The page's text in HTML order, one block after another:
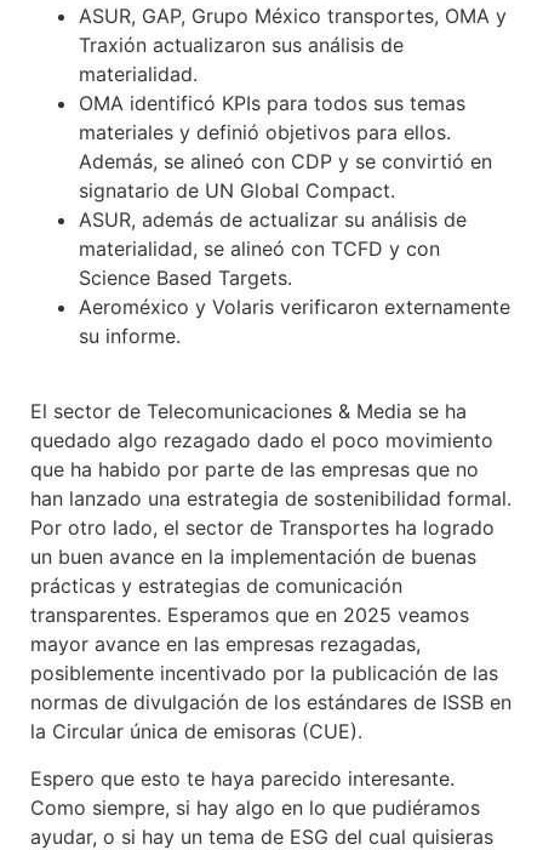
ASUR, GAP, Grupo México transportes, OMA y
Traxión actualizaron sus análisis de
materialidad.
OMA identificó KPIs para todos sus temas
materiales y definió objetivos para ellos.
Además, se alineó con CDP y se convirtió en
signatario de UN Global Compact.
ASUR, además de actualizar su análisis de
materialidad, se alineó con TCFD y con
Science Based Targets.
Aeroméxico y Volaris verificaron externamente
su informe.
El sector de Telecomunicaciones & Media se ha
quedado algo rezagado dado el poco movimiento
que ha habido por parte de las empresas que no
han lanzado una estrategia de sostenibilidad formal.
Por otro lado, el sector de Transportes ha logrado
un buen avance en la implementación de buenas
prácticas y estrategias de comunicación
transparentes. Esperamos que en 2025 veamos
mayor avance en las empresas rezagadas,
posiblemente incentivado por la publicación de las
normas de divulgación de los estándares de ISSB en
la Circular única de emisoras (CUE).
Espero que esto te haya parecido interesante.
Como siempre, si hay algo en lo que pudiéramos
ayudar, o si hay un tema de ESG del cual quisieras